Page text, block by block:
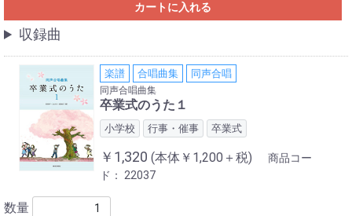
カートに入れる
収録曲
楽譜 合唱曲集 同声合唱
同声合唱曲集
卒業式のうた１
小学校 行事・催事 卒業式
￥1,320 (本体￥1,200＋税)
商品コー
ド： 22037
数量